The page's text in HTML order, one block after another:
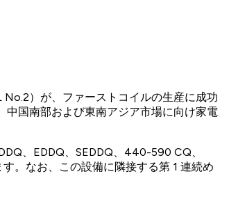
）が、ファーストコイルの生産に成功
国南部および東南アジア市場に向け家電
、EDDQ、SEDDQ、440-590 CQ、
。なお、この設備に隣接する第 1 連続め